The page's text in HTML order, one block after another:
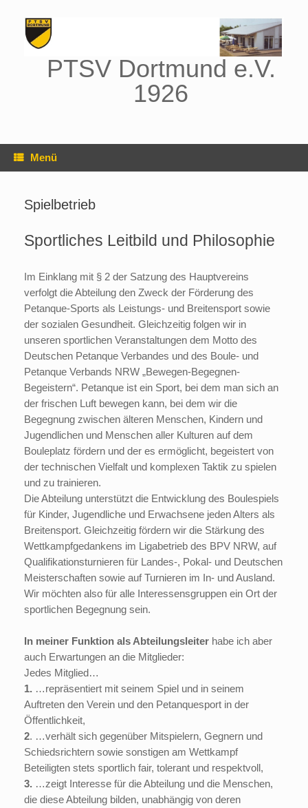
springen
PTSV Dortmund e.V.
1926
Menü
Spielbetrieb
Sportliches Leitbild und Philosophie
Im Einklang mit § 2 der Satzung des Hauptvereins
verfolgt die Abteilung den Zweck der Förderung des
Petanque-Sports als Leistungs- und Breitensport sowie
der sozialen Gesundheit. Gleichzeitig folgen wir in
unseren sportlichen Veranstaltungen dem Motto des
Deutschen Petanque Verbandes und des Boule- und
Petanque Verbands NRW „Bewegen-Begegnen-
Begeistern“. Petanque ist ein Sport, bei dem man sich an
der frischen Luft bewegen kann, bei dem wir die
Begegnung zwischen älteren Menschen, Kindern und
Jugendlichen und Menschen aller Kulturen auf dem
Bouleplatz fördern und der es ermöglicht, begeistert von
der technischen Vielfalt und komplexen Taktik zu spielen
und zu trainieren.
Die Abteilung unterstützt die Entwicklung des Boulespiels
für Kinder, Jugendliche und Erwachsene jeden Alters als
Breitensport. Gleichzeitig fördern wir die Stärkung des
Wettkampfgedankens im Ligabetrieb des BPV NRW, auf
Qualifikationsturnieren für Landes-, Pokal- und Deutschen
Meisterschaften sowie auf Turnieren im In- und Ausland.
Wir möchten also für alle Interessensgruppen ein Ort der
sportlichen Begegnung sein.
In meiner Funktion als Abteilungsleiter habe ich aber
auch Erwartungen an die Mitglieder:
Jedes Mitglied…
1. …repräsentiert mit seinem Spiel und in seinem
Auftreten den Verein und den Petanquesport in der
Öffentlichkeit,
2. …verhält sich gegenüber Mitspielern, Gegnern und
Schiedsrichtern sowie sonstigen am Wettkampf
Beteiligten stets sportlich fair, tolerant und respektvoll,
3. …zeigt Interesse für die Abteilung und die Menschen,
die diese Abteilung bilden, unabhängig von deren